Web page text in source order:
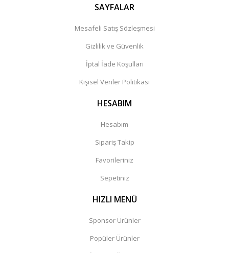
SAYFALAR
Mesafeli Satış Sözleşmesi
Gizlilik ve Güvenlik
İptal İade Koşullari
Kişisel Veriler Politikası
HESABIM
Hesabım
Sipariş Takip
Favorileriniz
Sepetiniz
HIZLI MENÜ
Sponsor Ürünler
Popüler Ürünler